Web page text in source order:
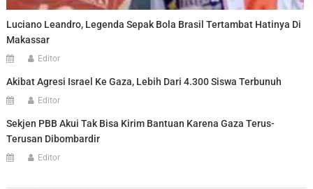
Luciano Leandro, Legenda Sepak Bola Brasil Tertambat Hatinya Di
Makassar
Editor
Akibat Agresi Israel Ke Gaza, Lebih Dari 4.300 Siswa Terbunuh
Editor
Sekjen PBB Akui Tak Bisa Kirim Bantuan Karena Gaza Terus-
Terusan Dibombardir
Editor